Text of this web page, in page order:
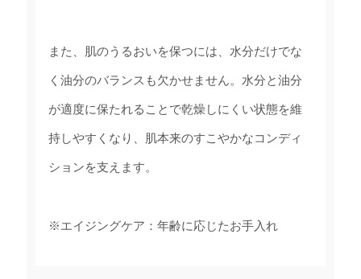
また、肌のうるおいを保つには、水分だけでな
く油分のバランスも欠かせません。水分と油分
が適度に保たれることで乾燥しにくい状態を維
持しやすくなり、肌本来のすこやかなコンディ
ションを支えます。
※エイジングケア：年齢に応じたお手入れ